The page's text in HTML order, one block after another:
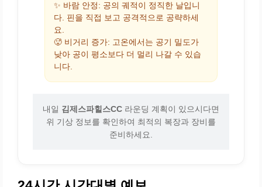
✨ 바람 안정: 공의 궤적이 정직한 날입니
다. 핀을 직접 보고 공격적으로 공략하세
요.
🥵 비거리 증가: 고온에서는 공기 밀도가
낮아 공이 평소보다 더 멀리 나갈 수 있습
니다.
내일 김제스파힐스CC 라운딩 계획이 있으시다면
위 기상 정보를 확인하여 최적의 복장과 장비를
준비하세요.